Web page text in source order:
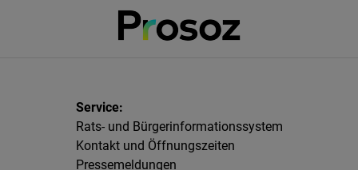
Rats- und Bürgerinformationssystem
Kontakt und Öffnungszeiten
Pressemeldungen